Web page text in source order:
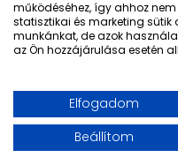
© 1992-2026
Etika
működéséhez, így ahhoz
statisztikai és marketing
munkánkat, de azok
az Ön hozzájárulása esetén
Elfogadom
Beállítom